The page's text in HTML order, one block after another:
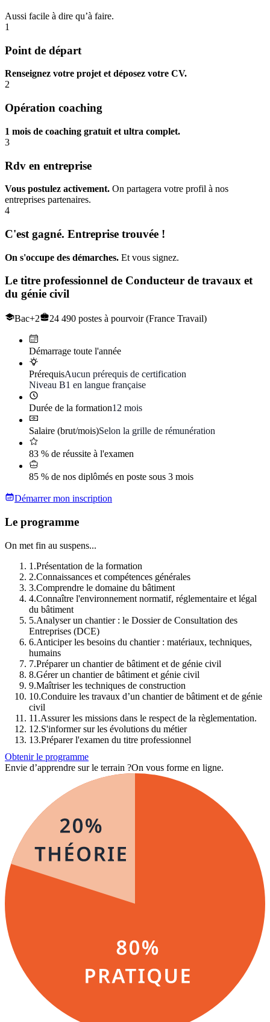
Aussi facile à dire qu’à faire.
1
Point de départ
Renseignez votre projet et déposez votre CV.
2
Opération coaching
1 mois de coaching gratuit et ultra complet.
3
Rdv en entreprise
Vous postulez activement. On partagera votre profil à nos
entreprises partenaires.
4
C'est gagné. Entreprise trouvée !
On s'occupe des démarches. Et vous signez.
Le titre professionnel de Conducteur de travaux et
du génie civil
Bac+2 24 490 postes à pourvoir (France Travail)
Démarrage toute l'année
PrérequisAucun prérequis de certification
Niveau B1 en langue française
Durée de la formation12 mois
Salaire (brut/mois)Selon la grille de rémunération
83 % de réussite à l'examen
85 % de nos diplômés en poste sous 3 mois
Démarrer mon inscription
Le programme
On met fin au suspens...
1 .Présentation de la formation
2.Connaissances et compétences générales
3.Comprendre le domaine du bâtiment
4.Connaître l'environnement normatif, réglementaire et légal
du bâtiment
5.Analyser un chantier : le Dossier de Consultation des
Entreprises (DCE)
6.Anticiper les besoins du chantier : matériaux, techniques,
humains
7.Préparer un chantier de bâtiment et de génie civil
8.Gérer un chantier de bâtiment et génie civil
9.Maîtriser les techniques de construction
10.Conduire les travaux d’un chantier de bâtiment et de génie
civil
11 .Assurer les missions dans le respect de la règlementation.
12.S'informer sur les évolutions du métier
13.Préparer l'examen du titre professionnel
Obtenir le programme
Envie d’apprendre sur le terrain ?On vous forme en ligne.